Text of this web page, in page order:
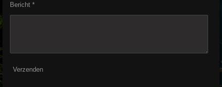
Bericht *
Verzenden